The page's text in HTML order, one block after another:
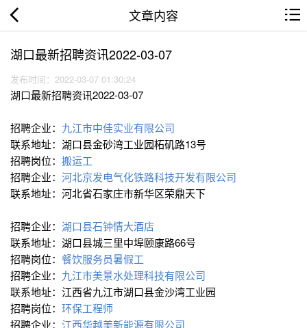
文章内容
湖口最新招聘资讯2022-03-07
发布时间：2022-03-07 01:30:24
湖口最新招聘资讯2022-03-07
招聘企业： 九江市中佳实业有限公司
联系地址：湖口县金砂湾工业园柘矶路13号
招聘岗位： 搬运工
招聘企业： 河北京发电气化铁路科技开发有限公司
联系地址：河北省石家庄市新华区荣鼎天下
招聘企业： 湖口县石钟情大酒店
联系地址：湖口县城三里中埠颐康路66号
招聘岗位： 餐饮服务员暑假工
招聘企业： 九江市美景水处理科技有限公司
联系地址：江西省九江市湖口县金沙湾工业园
招聘岗位： 环保工程师
招聘企业： 江西华越美新能源有限公司